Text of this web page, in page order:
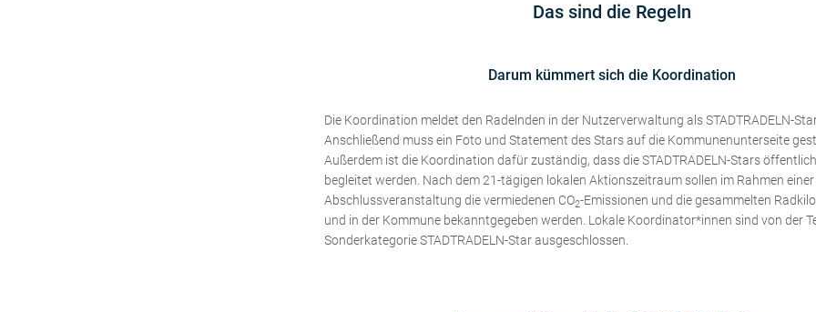
Das sind die Regeln
Darum kümmert sich die Koordination
Die Koordination meldet den Radelnden in der Nutzerverwaltung als STADTRADELN-
Anschließend muss ein Foto und Statement des Stars auf die Kommunenunterseite
Außerdem ist die Koordination dafür zuständig, dass die STADTRADELN-Stars
begleitet werden. Nach dem 21-tägigen lokalen Aktionszeitraum sollen im Rahmen einer
Abschlussveranstaltung die vermiedenen CO2-Emissionen und die gesammelten
und in der Kommune bekanntgegeben werden. Lokale Koordinator*innen sind von der
Sonderkategorie STADTRADELN-Star ausgeschlossen.